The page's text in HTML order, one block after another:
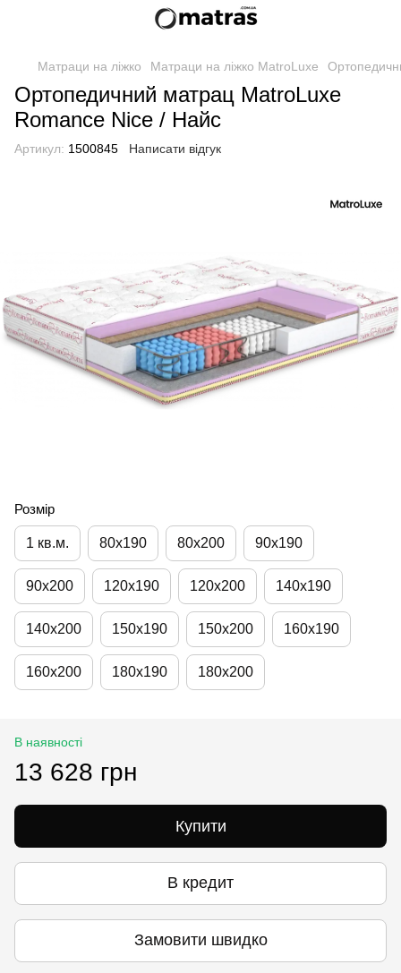
Матраци на ліжко Матраци на ліжко MatroLuxe
Ортопедичний матрац MatroLuxe
Romance Nice / Найс
Артикул: 1500845 Написати відгук
Розмір
1 кв.м. 80х190 80х200 90х190
90х200 120х190 120х200 140х190
140х200 150х190 150х200 160х190
160х200 180х190 180х200
В наявності
13 628 грн
Купити
В кредит
Замовити швидко